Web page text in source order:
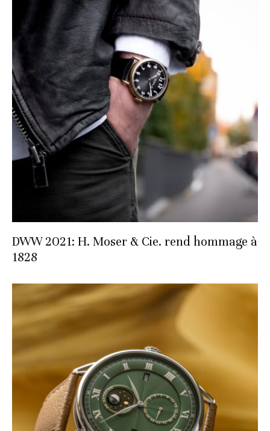
DWW 2021: H. Moser & Cie. rend hommage à
1828